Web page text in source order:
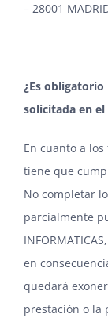
– 28001
¿Es
solicitada en
En cuanto a
tiene que
No completar
parcialmente
en
quedará
prestación o la